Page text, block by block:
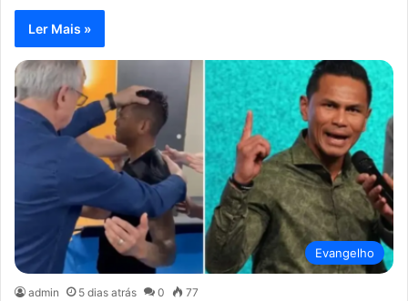
Ler Mais »
Evangelho
admin 5 dias atrás 0 77